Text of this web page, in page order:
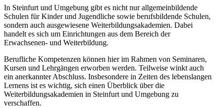
In Steinfurt und Umgebung gibt es nicht nur allgemeinbildende
Schulen für Kinder und Jugendliche sowie berufsbildende Schulen,
sondern auch ausgewiesene Weiterbildungsakademien. Dabei
handelt es sich um Einrichtungen aus dem Bereich der
Erwachsenen- und Weiterbildung.
Berufliche Kompetenzen können hier im Rahmen von Seminaren,
Kursen und Lehrgängen erworben werden. Teilweise winkt auch
ein anerkannter Abschluss. Insbesondere in Zeiten des lebenslangen
Lernens ist es wichtig, sich einen Überblick über die
Weiterbildungsakademien in Steinfurt und Umgebung zu
verschaffen.